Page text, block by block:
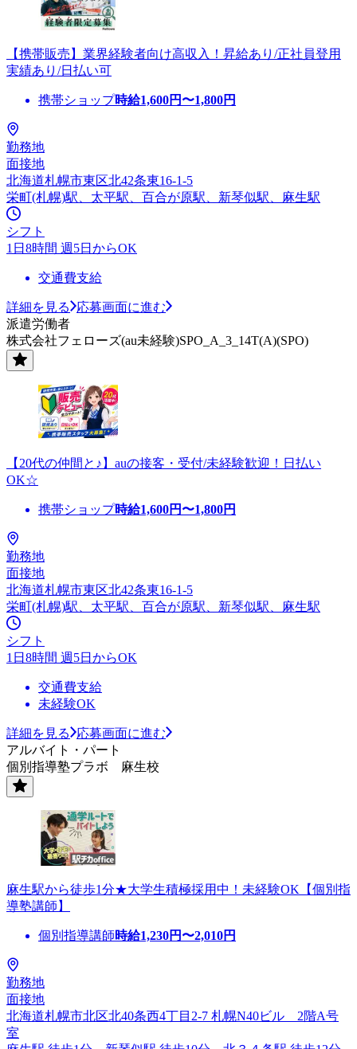
【携帯販売】業界経験者向け高収入！昇給あり/正社員登用
実績あり/日払い可
携帯ショップ時給1,600円〜1,800円
勤務地
面接地
北海道札幌市東区北42条東16-1-5
栄町(札幌)駅、太平駅、百合が原駅、新琴似駅、麻生駅
シフト
1日8時間 週5日からOK
交通費支給
詳細を見る
応募画面に進む
派遣労働者
株式会社フェローズ(au未経験)SPO_A_3_14T(A)(SPO)
【20代の仲間と♪】auの接客・受付/未経験歓迎！日払い
OK☆
携帯ショップ時給1,600円〜1,800円
勤務地
面接地
北海道札幌市東区北42条東16-1-5
栄町(札幌)駅、太平駅、百合が原駅、新琴似駅、麻生駅
シフト
1日8時間 週5日からOK
交通費支給
未経験OK
詳細を見る
応募画面に進む
アルバイト・パート
個別指導塾プラボ 麻生校
麻生駅から徒歩1分★大学生積極採用中！未経験OK【個別指
導塾講師】
個別指導講師時給1,230円〜2,010円
勤務地
面接地
北海道札幌市北区北40条西4丁目2-7 札幌N40ビル 2階A号
室